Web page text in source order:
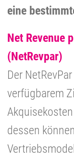
eine
Net Revenue
(NetRevpar)
Der
verfügbarem
dessen